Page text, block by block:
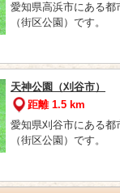
愛知県高浜市にある都
（街区公園）です。
天神公園（刈谷市）
距離 1.5 km
愛知県刈谷市にある都
（街区公園）です。